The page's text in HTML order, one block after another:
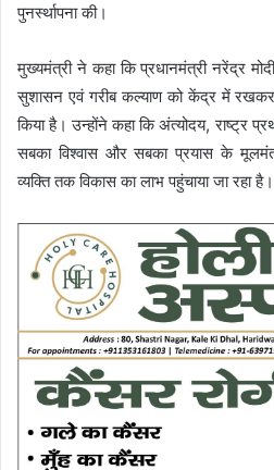
पुनर्स्थापना की।
मुख्यमंत्री ने कहा कि प्रधानमंत्री नरेंद्र
सुशासन एवं गरीब कल्याण को केंद्र में रखकर
किया है। उन्होंने कहा कि अंत्योदय, राष्ट्र
सबका विश्वास और सबका प्रयास के
व्यक्ति तक विकास का लाभ पहुंचाया जा रहा है।